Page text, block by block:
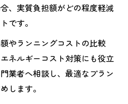
、実質負担額がどの程度軽減
です。
やランニングコストの比較
ネルギーコスト対策にも役立
業者へ相談し、最適なプラン
します。